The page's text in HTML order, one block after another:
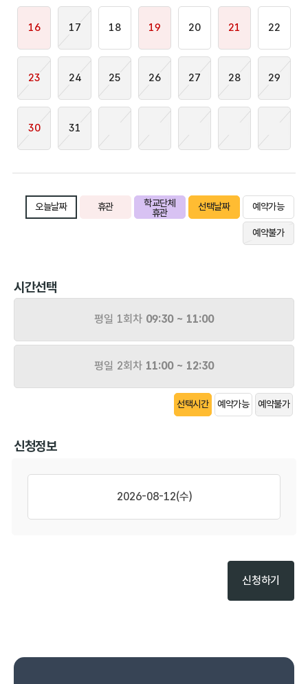
16 17 18 19 20 21 22
23 24 25 26 27 28 29
30 31
오늘날짜 휴관
학교단체
휴관
선택날짜 예약가능
예약불가
시간선택
평일 1회차 09:30 ~ 11:00
평일 2회차 11:00 ~ 12:30
선택시간 예약가능 예약불가
신청정보
2026-08-12(수)
신청하기